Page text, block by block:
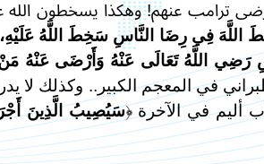
ترامب عنهم! وهكذا يسخطون الله
اللَّهَ فِي رِضَا النَّاسِ سَخِطَ اللَّهُ
اللَّهُ تَعَالَى عَنْهُ وَأَرْضَى عَنْهُ
في المعجم الكبير.. وكذلك لا
أليم في الآخرة ﴿سَيُصِيبُ الَّذِينَ